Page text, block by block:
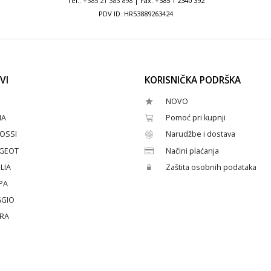
PDV ID: HR53889263424
KORISNIČKA PODRŠKA
NOVO
Pomoć pri kupnji
Narudžbe i dostava
Načini plaćanja
Zaštita osobnih podataka